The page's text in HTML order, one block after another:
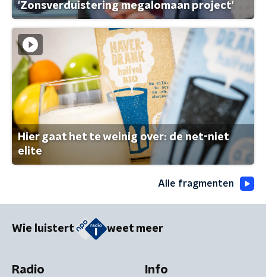
'Zonsverduistering megalomaan project'
Hier gaat het te weinig over: de net-niet
elite
Alle fragmenten
Wie luistert weet meer
Radio Info